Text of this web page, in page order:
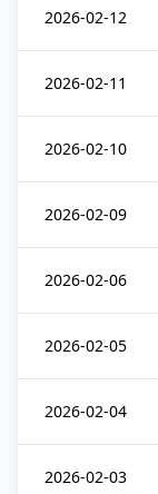
2026-02-12
2026-02-11
2026-02-10
2026-02-09
2026-02-06
2026-02-05
2026-02-04
2026-02-03